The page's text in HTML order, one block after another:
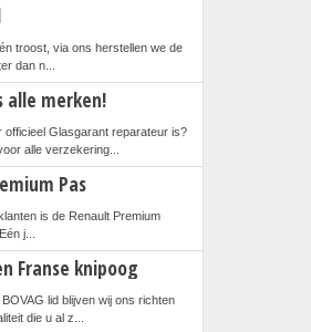
troost, via ons herstellen we de
dan n...
alle merken!
officieel Glasgarant reparateur is?
alle verzekering...
Pas
is de Renault Premium
j...
Franse knipoog
lid blijven wij ons richten
die u al z...